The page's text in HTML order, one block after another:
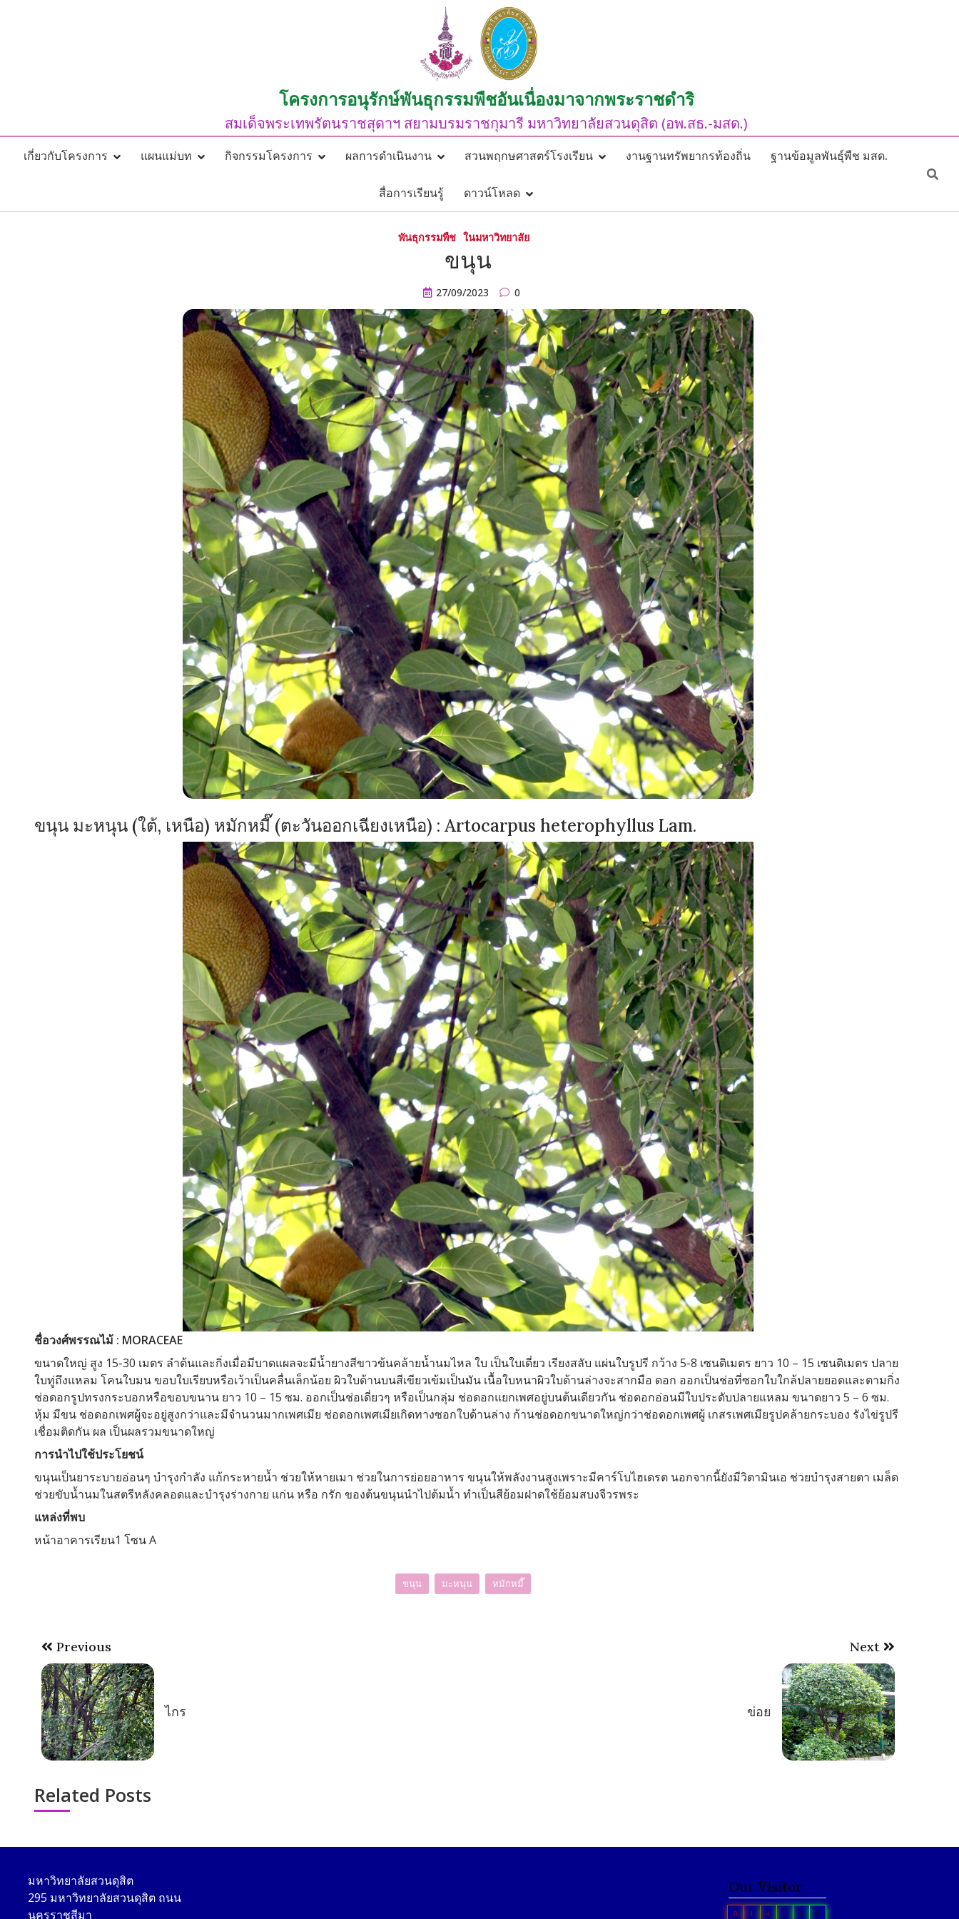
โครงการอนุรักษ์พันธุกรรมพืชอันเนื่องมาจากพระราชดำริ
สมเด็จพระเทพรัตนราชสุดาฯ สยามบรมราชกุมารี มหาวิทยาลัยสวนดุสิต (อพ.สธ.-มสด.)
เกี่ยวกับโครงการ แผนแม่บท กิจกรรมโครงการ ผลการดำเนินงาน สวนพฤกษศาสตร์โรงเรียน งานฐานทรัพยากรท้องถิ่น ฐานข้อมูลพันธุ์พืช มสด.
สื่อการเรียนรู้ ดาวน์โหลด
พันธุกรรมพืช ในมหาวิทยาลัย
ขนุน
27/09/2023 0
ขนุน มะหนุน (ใต้, เหนือ) หมักหมี๊ (ตะวันออกเฉียงเหนือ) : Artocarpus heterophyllus Lam.
ชื่อวงศ์พรรณไม้ : MORACEAE
ขนาดใหญ่ สูง 15-30 เมตร ลำต้นและกิ่งเมื่อมีบาดแผลจะมีน้ำยางสีขาวข้นคล้ายน้ำนมไหล ใบ เป็นใบเดี่ยว เรียงสลับ แผ่นใบรูปรี กว้าง 5-8 เซนติเมตร ยาว 10 – 15 เซนติเมตร ปลาย
ใบทู่ถึงแหลม โคนใบมน ขอบใบเรียบหรือเว้าเป็นคลื่นเล็กน้อย ผิวใบด้านบนสีเขียวเข้มเป็นมัน เนื้อใบหนาผิวใบด้านล่างจะสากมือ ดอก ออกเป็นช่อที่ซอกใบใกล้ปลายยอดและตามกิ่ง
ช่อดอกรูปทรงกระบอกหรือขอบขนาน ยาว 10 – 15 ซม. ออกเป็นช่อเดี่ยวๆ หรือเป็นกลุ่ม ช่อดอกแยกเพศอยู่บนต้นเดียวกัน ช่อดอกอ่อนมีใบประดับปลายแหลม ขนาดยาว 5 – 6 ซม.
หุ้ม มีขน ช่อดอกเพศผู้จะอยู่สูงกว่าและมีจำนวนมากเพศเมีย ช่อดอกเพศเมียเกิดทางซอกใบด้านล่าง ก้านช่อดอกขนาดใหญ่กว่าช่อดอกเพศผู้ เกสรเพศเมียรูปคล้ายกระบอง รังไข่รูปรี
เชื่อมติดกัน ผล เป็นผลรวมขนาดใหญ่
การนำไปใช้ประโยชน์
ขนุนเป็นยาระบายอ่อนๆ บำรุงกำลัง แก้กระหายน้ำ ช่วยให้หายเมา ช่วยในการย่อยอาหาร ขนุนให้พลังงานสูงเพราะมีคาร์โบไฮเดรต นอกจากนี้ยังมีวิตามินเอ ช่วยบำรุงสายตา เมล็ด
ช่วยขับน้ำนมในสตรีหลังคลอดและบำรุงร่างกาย แก่น หรือ กรัก ของต้นขนุนนำไปต้มน้ำ ทำเป็นสีย้อมฝาดใช้ย้อมสบงจีวรพระ
แหล่งที่พบ
หน้าอาคารเรียน1 โซน A
ขนุน มะหนุน หมักหมี๊
Post
navigation
Previous
ไกร
Next
ข่อย
Related Posts
มหาวิทยาลัยสวนดุสิต
295 มหาวิทยาลัยสวนดุสิต ถนน
นครราชสีมา
Our Visitor
0 1 4 9 6 0